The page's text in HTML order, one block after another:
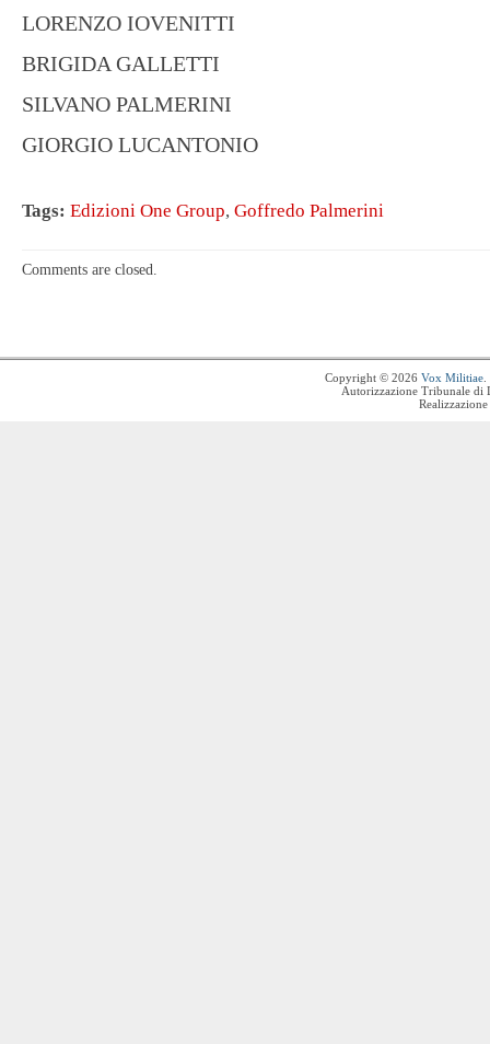
LORENZO IOVENITTI
BRIGIDA GALLETTI
SILVANO PALMERINI
GIORGIO LUCANTONIO
Tags: Edizioni One Group, Goffredo Palmerini
Comments are closed.
Copyright © 2026 Vox Militiae
Autorizzazione Tribunale di